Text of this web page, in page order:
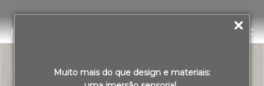
Muito mais do que design e materiais: